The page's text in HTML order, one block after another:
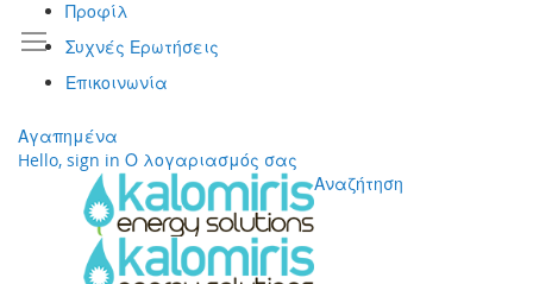
Προφίλ
Συχνές Ερωτήσεις
Επικοινωνία
Αγαπημένα
Hello, sign in Ο λογαριασμός σας
Αναζήτηση